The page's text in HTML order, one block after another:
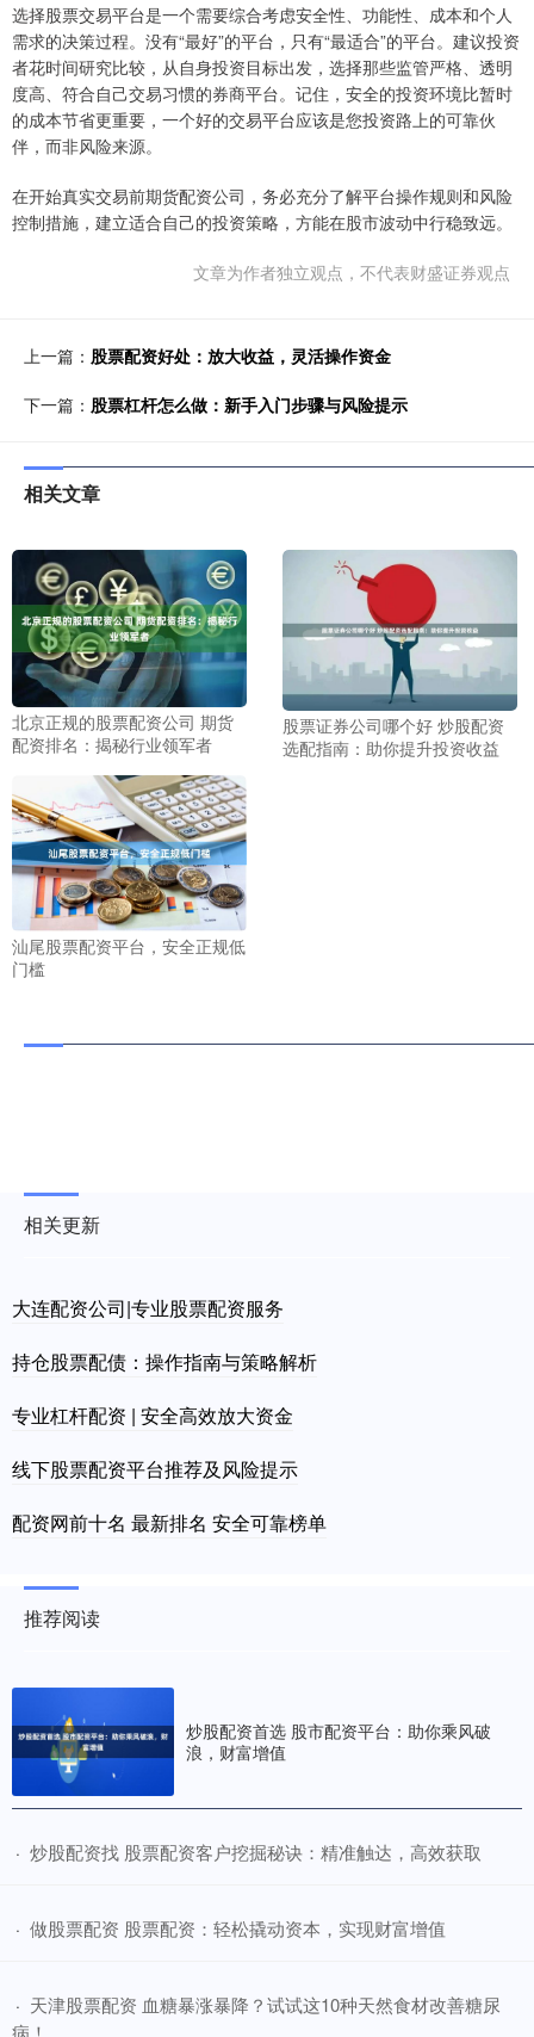
选择股票交易平台是一个需要综合考虑安全性、功能性、成本和个人
需求的决策过程。没有“最好”的平台，只有“最适合”的平台。建议投资
者花时间研究比较，从自身投资目标出发，选择那些监管严格、透明
度高、符合自己交易习惯的券商平台。记住，安全的投资环境比暂时
的成本节省更重要，一个好的交易平台应该是您投资路上的可靠伙
伴，而非风险来源。
在开始真实交易前期货配资公司，务必充分了解平台操作规则和风险
控制措施，建立适合自己的投资策略，方能在股市波动中行稳致远。
文章为作者独立观点，不代表财盛证券观点
上一篇： 股票配资好处：放大收益，灵活操作资金
下一篇： 股票杠杆怎么做：新手入门步骤与风险提示
相关文章
北京正规的股票配资公司 期货
配资排名：揭秘行业领军者
股票证券公司哪个好 炒股配资
选配指南：助你提升投资收益
汕尾股票配资平台，安全正规低
门槛
相关更新
大连配资公司|专业股票配资服务
持仓股票配债：操作指南与策略解析
专业杠杆配资 | 安全高效放大资金
线下股票配资平台推荐及风险提示
配资网前十名 最新排名 安全可靠榜单
推荐阅读
炒股配资首选 股市配资平台：助你乘风破
浪，财富增值
· ​炒股配资找 股票配资客户挖掘秘诀：精准触达，高效获取
· ​做股票配资 股票配资：轻松撬动资本，实现财富增值
· ​天津股票配资 血糖暴涨暴降？试试这10种天然食材改善糖尿
病！